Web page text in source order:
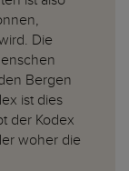
Die
Bergen
ist dies
der Kodex
woher die